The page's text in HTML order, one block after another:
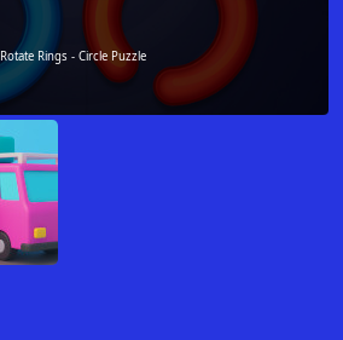
Rotate Rings - Circle Puzzle